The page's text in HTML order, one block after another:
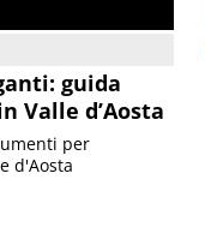
guida
Valle d’Aosta
per
d'Aosta